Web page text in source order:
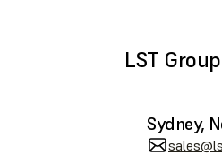
LST Group
Sydney,